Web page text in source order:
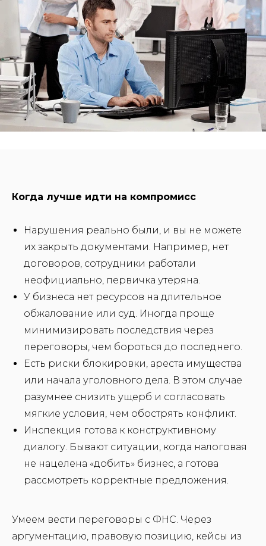
Когда лучше идти на компромисс
Нарушения реально были, и вы не можете
их закрыть документами. Например, нет
договоров, сотрудники работали
неофициально, первичка утеряна.
У бизнеса нет ресурсов на длительное
обжалование или суд. Иногда проще
минимизировать последствия через
переговоры, чем бороться до последнего.
Есть риски блокировки, ареста имущества
или начала уголовного дела. В этом случае
разумнее снизить ущерб и согласовать
мягкие условия, чем обострять конфликт.
Инспекция готова к конструктивному
диалогу. Бывают ситуации, когда налоговая
не нацелена «добить» бизнес, а готова
рассмотреть корректные предложения.
Умеем вести переговоры с ФНС. Через
аргументацию, правовую позицию, кейсы из